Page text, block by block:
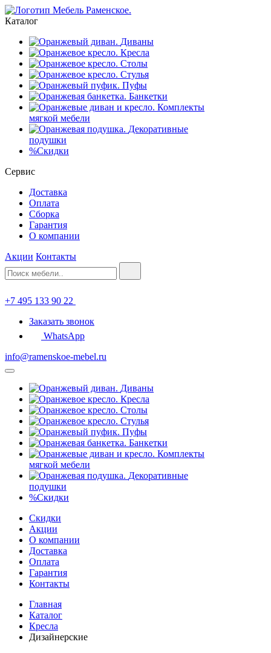
Каталог
Диваны
Кресла
Столы
Стулья
Пуфы
Банкетки
Комплекты
мягкой мебели
Декоративные
подушки
%Скидки
Сервис
Доставка
Оплата
Сборка
Гарантия
О компании
Акции Контакты
+7 495 133 90 22
Заказать звонок
WhatsApp
info@ramenskoe-mebel.ru
Диваны
Кресла
Столы
Стулья
Пуфы
Банкетки
Комплекты
мягкой мебели
Декоративные
подушки
%Скидки
Скидки
Акции
О компании
Доставка
Оплата
Гарантия
Контакты
Главная
Каталог
Кресла
Дизайнерские